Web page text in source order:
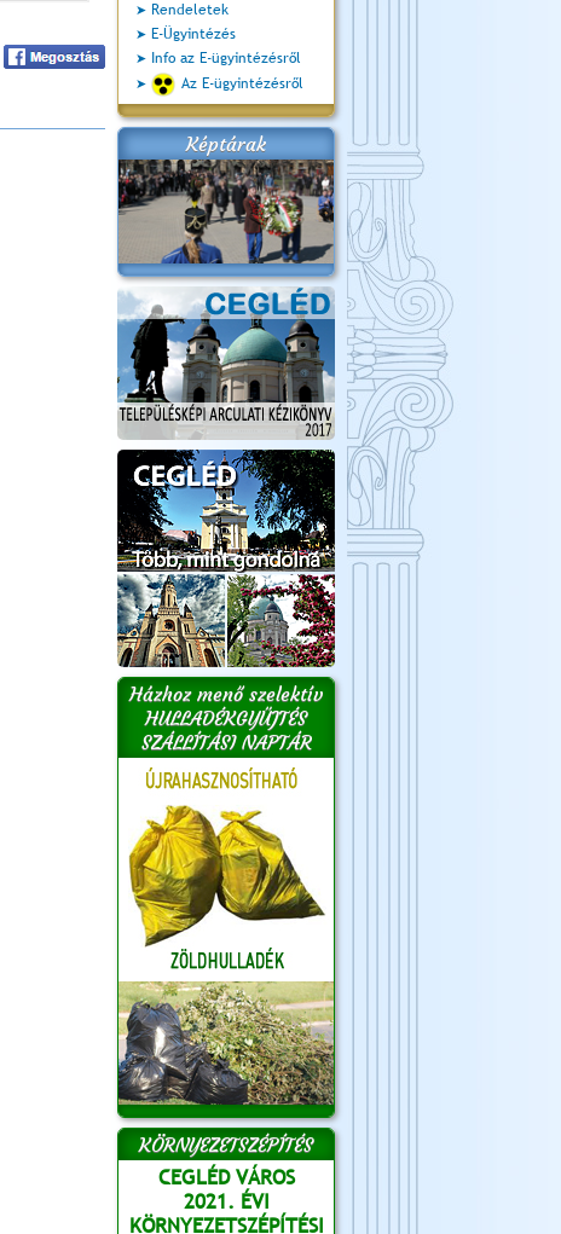
Rendeletek
E-Ügyintézés
Info az E-ügyintézésről
Az E-ügyintézésről
Képtárak
Házhoz menő szelektív
HULLADÉKGYŰJTÉS
SZÁLLÍTÁSI NAPTÁR
KÖRNYEZETSZÉPÍTÉS
CEGLÉD VÁROS
2021. ÉVI
KÖRNYEZETSZÉPÍTÉSI